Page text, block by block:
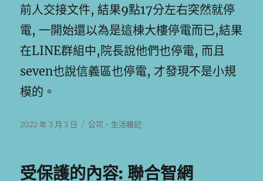
前人交接文件, 結果9點17分左右突然就停
電, 一開始還以為是這棟大樓停電而已,結果
在LINE群組中,院長說他們也停電, 而且
seven也說信義區也停電, 才發現不是小規
模的。
發
2022 年 3 月 3 日
分
公司 、 生活雜記
受保護的內容: 聯合智網